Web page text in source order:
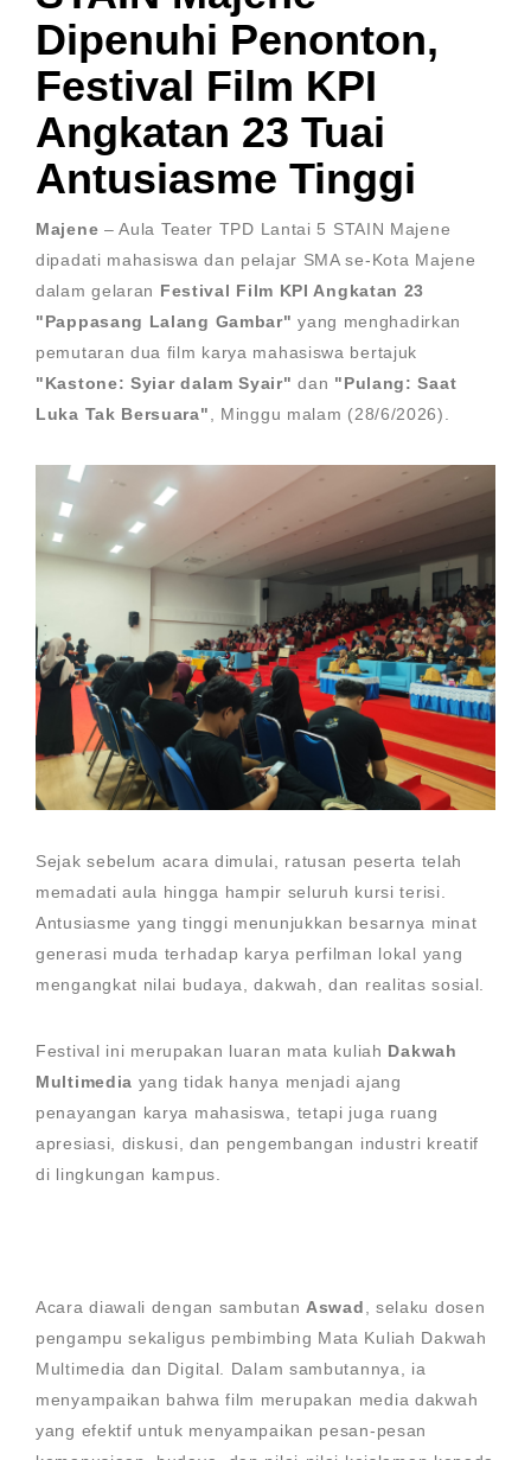
Dipenuhi Penonton,
Festival Film KPI
Angkatan 23 Tuai
Antusiasme Tinggi
Majene – Aula Teater TPD Lantai 5 STAIN Majene
dipadati mahasiswa dan pelajar SMA se-Kota Majene
dalam gelaran Festival Film KPI Angkatan 23
"Pappasang Lalang Gambar" yang menghadirkan
pemutaran dua film karya mahasiswa bertajuk
"Kastone: Syiar dalam Syair" dan "Pulang: Saat
Luka Tak Bersuara", Minggu malam (28/6/2026).
Sejak sebelum acara dimulai, ratusan peserta telah
memadati aula hingga hampir seluruh kursi terisi.
Antusiasme yang tinggi menunjukkan besarnya minat
generasi muda terhadap karya perfilman lokal yang
mengangkat nilai budaya, dakwah, dan realitas sosial.
Festival ini merupakan luaran mata kuliah Dakwah
Multimedia yang tidak hanya menjadi ajang
penayangan karya mahasiswa, tetapi juga ruang
apresiasi, diskusi, dan pengembangan industri kreatif
di lingkungan kampus.
Acara diawali dengan sambutan Aswad, selaku dosen
pengampu sekaligus pembimbing Mata Kuliah Dakwah
Multimedia dan Digital. Dalam sambutannya, ia
menyampaikan bahwa film merupakan media dakwah
yang efektif untuk menyampaikan pesan-pesan